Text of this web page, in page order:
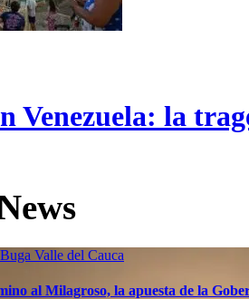
Venezuela: la
Valle del Cauca
al Milagroso, la apuesta de la